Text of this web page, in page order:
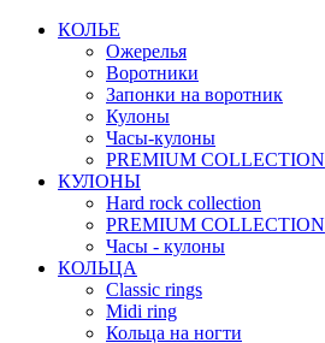
КОЛЬЕ
Ожерелья
Воротники
Запонки на воротник
Кулоны
Часы-кулоны
PREMIUM COLLECTION
КУЛОНЫ
Hard rock collection
PREMIUM COLLECTION
Часы - кулоны
КОЛЬЦА
Classic rings
Midi ring
Кольца на ногти